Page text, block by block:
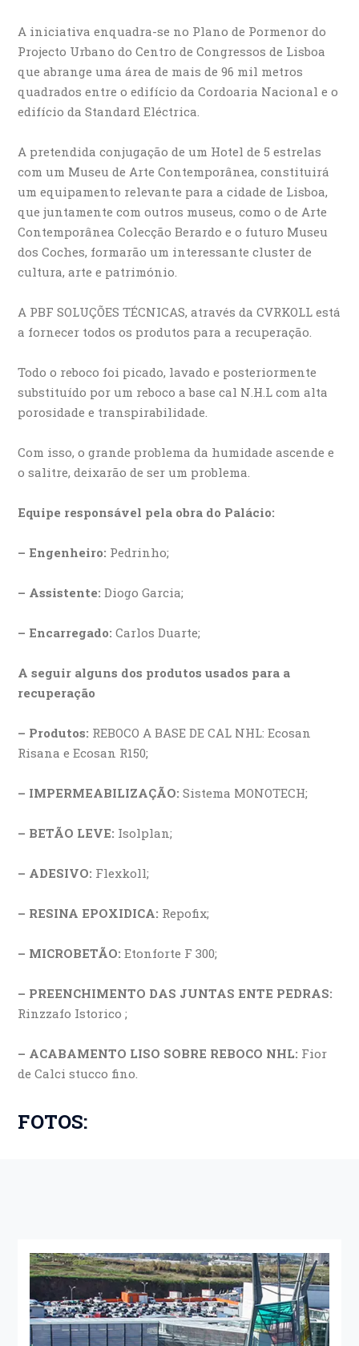
A iniciativa enquadra-se no Plano de Pormenor do
Projecto Urbano do Centro de Congressos de Lisboa
que abrange uma área de mais de 96 mil metros
quadrados entre o edifício da Cordoaria Nacional e o
edifício da Standard Eléctrica.
A pretendida conjugação de um Hotel de 5 estrelas
com um Museu de Arte Contemporânea, constituirá
um equipamento relevante para a cidade de Lisboa,
que juntamente com outros museus, como o de Arte
Contemporânea Colecção Berardo e o futuro Museu
dos Coches, formarão um interessante cluster de
cultura, arte e património.
A PBF SOLUÇÕES TÉCNICAS, através da CVRKOLL está
a fornecer todos os produtos para a recuperação.
Todo o reboco foi picado, lavado e posteriormente
substituído por um reboco a base cal N.H.L com alta
porosidade e transpirabilidade.
Com isso, o grande problema da humidade ascende e
o salitre, deixarão de ser um problema.
Equipe responsável pela obra do Palácio:
– Engenheiro: Pedrinho;
– Assistente:Diogo Garcia;
– Encarregado: Carlos Duarte;
A seguir alguns dos produtos usados para a
recuperação
– Produtos: REBOCO A BASE DE CAL NHL: Ecosan
Risana e Ecosan R150;
– IMPERMEABILIZAÇÃO: Sistema MONOTECH;
– BETÃO LEVE: Isolplan;
– ADESIVO: Flexkoll;
– RESINA EPOXIDICA: Repofix;
– MICROBETÃO: Etonforte F 300;
– PREENCHIMENTO DAS JUNTAS ENTE PEDRAS:
Rinzzafo Istorico ;
– ACABAMENTO LISO SOBRE REBOCO NHL: Fior
de Calci stucco fino.
FOTOS: